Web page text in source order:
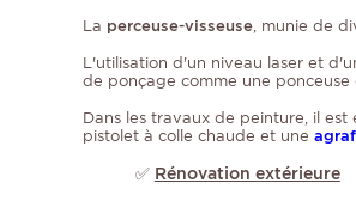
La perceuse-visseuse, munie de
L'utilisation d'un niveau laser et
de ponçage comme une
Dans les travaux de peinture, il
pistolet à colle chaude et une
✅ Rénovation extérieure